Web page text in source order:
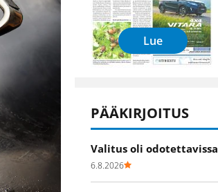
Lue
PÄÄKIRJOITUS
Valitus oli odotettavissa
6.8.2026